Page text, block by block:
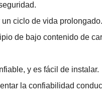
ciclo de vida prolongado.
de bajo contenido de
y es fácil de instalar.
la confiabilidad